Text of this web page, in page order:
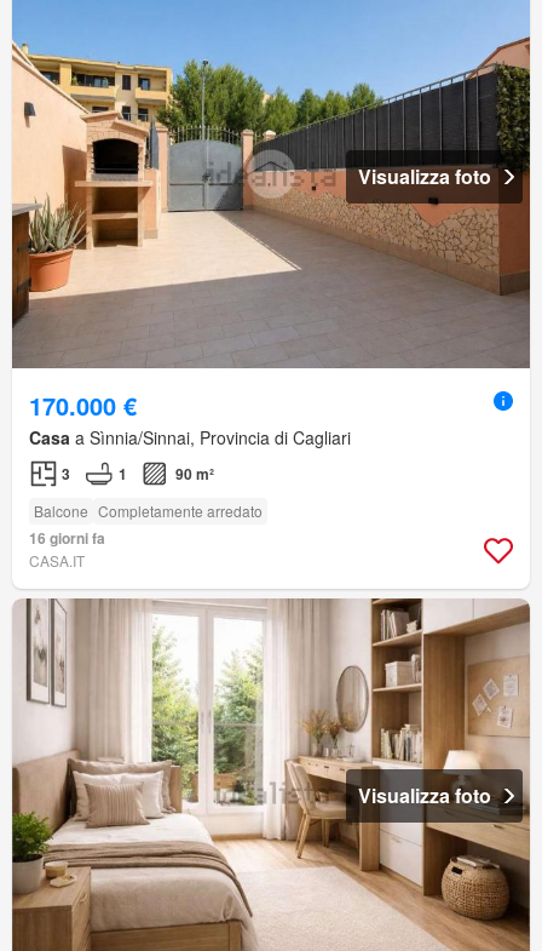
Visualizza foto
170.000 €
Casa a Sìnnia/Sinnai, Provincia di Cagliari
3 1 90 m²
Balcone Completamente arredato
16 giorni fa
CASA.IT
Visualizza foto